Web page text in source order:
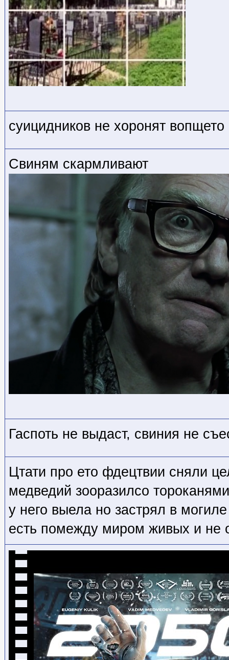
суицидников не хоронят вопщето
Свиням скармливают
Гаспоть не выдаст, свиния не
Цтати про ето фдецтвии сняли
медведий зооразилсо
у него выела но застрял в
есть помежду миром живых и не